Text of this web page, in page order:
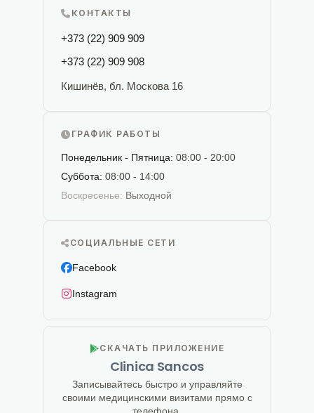
КОНТАКТЫ
+373 (22) 909 909
+373 (22) 909 908
Кишинёв, бл. Москова 16
ГРАФИК РАБОТЫ
Понедельник - Пятница: 08:00 - 20:00
Суббота: 08:00 - 14:00
Воскресенье: Выходной
СОЦИАЛЬНЫЕ СЕТИ
Facebook
Instagram
СКАЧАТЬ ПРИЛОЖЕНИЕ
Clinica Sancos
Записывайтесь быстро и управляйте
своими медицинскими визитами прямо с